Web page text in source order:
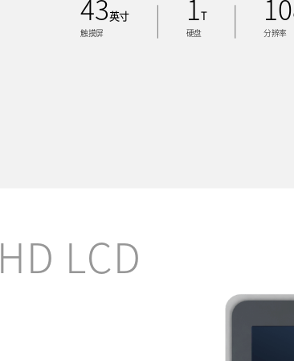
43英寸
触摸屏
1 T
硬盘 分辨率
LCD